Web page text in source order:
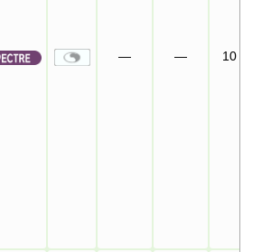
— — 10